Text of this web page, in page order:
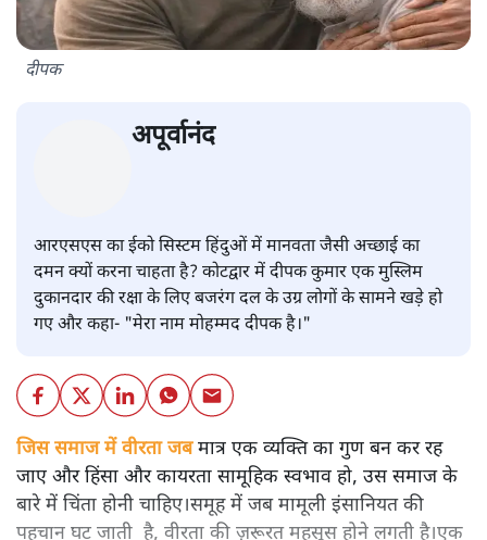
दीपक
अपूर्वानंद
आरएसएस का ईको सिस्टम हिंदुओं में मानवता जैसी अच्छाई का
दमन क्यों करना चाहता है? कोटद्वार में दीपक कुमार एक मुस्लिम
दुकानदार की रक्षा के लिए बजरंग दल के उग्र लोगों के सामने खड़े हो
गए और कहा- "मेरा नाम मोहम्मद दीपक है।"
जिस समाज में वीरता जबमात्र एक व्यक्ति का गुण बन कर रह
जाए और हिंसा और कायरता सामूहिक स्वभाव हो, उस समाज के
बारे में चिंता होनी चाहिए।समूह में जब मामूली इंसानियत की
पहचान घट जाती है, वीरता की ज़रूरत महसूस होने लगती है।एक